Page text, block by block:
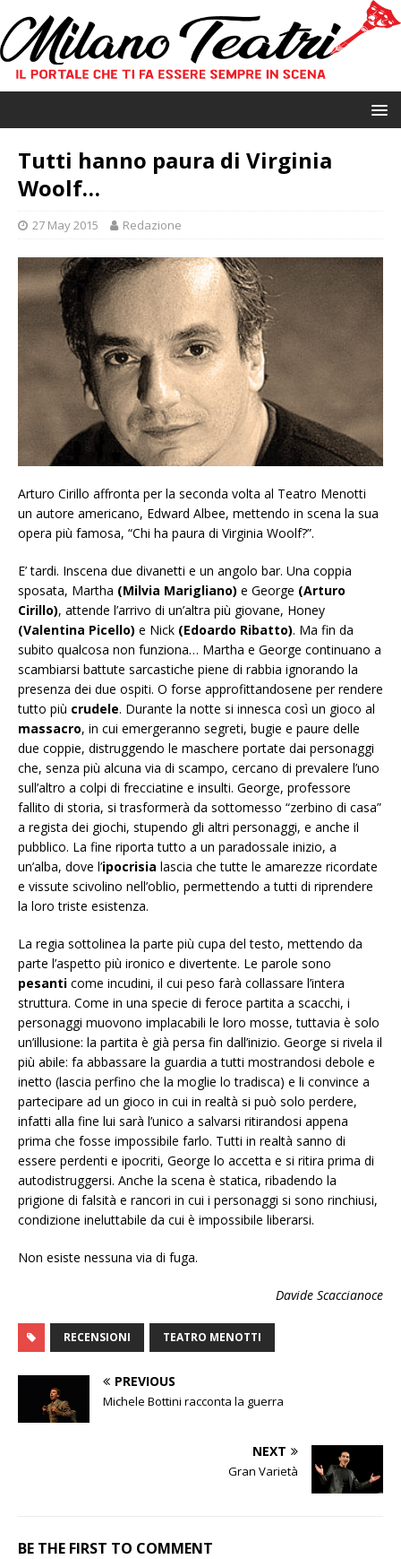
Tutti hanno paura di Virginia
Woolf…
27 May 2015 Redazione
Arturo Cirillo affronta per la seconda volta al Teatro Menotti
un autore americano, Edward Albee, mettendo in scena la sua
opera più famosa, “Chi ha paura di Virginia Woolf?”.
E’ tardi. Inscena due divanetti e un angolo bar. Una coppia
sposata, Martha (Milvia Marigliano) e George (Arturo
Cirillo), attende l’arrivo di un’altra più giovane, Honey
(Valentina Picello) e Nick (Edoardo Ribatto). Ma fin da
subito qualcosa non funziona… Martha e George continuano a
scambiarsi battute sarcastiche piene di rabbia ignorando la
presenza dei due ospiti. O forse approfittandosene per rendere
tutto più crudele. Durante la notte si innesca così un gioco al
massacro, in cui emergeranno segreti, bugie e paure delle
due coppie, distruggendo le maschere portate dai personaggi
che, senza più alcuna via di scampo, cercano di prevalere l’uno
sull’altro a colpi di frecciatine e insulti. George, professore
fallito di storia, si trasformerà da sottomesso “zerbino di casa”
a regista dei giochi, stupendo gli altri personaggi, e anche il
pubblico. La fine riporta tutto a un paradossale inizio, a
un’alba, dove l’ipocrisia lascia che tutte le amarezze ricordate
e vissute scivolino nell’oblio, permettendo a tutti di riprendere
la loro triste esistenza.
La regia sottolinea la parte più cupa del testo, mettendo da
parte l’aspetto più ironico e divertente. Le parole sono
pesanti come incudini, il cui peso farà collassare l’intera
struttura. Come in una specie di feroce partita a scacchi, i
personaggi muovono implacabili le loro mosse, tuttavia è solo
un’illusione: la partita è già persa fin dall’inizio. George si rivela il
più abile: fa abbassare la guardia a tutti mostrandosi debole e
inetto (lascia perfino che la moglie lo tradisca) e li convince a
partecipare ad un gioco in cui in realtà si può solo perdere,
infatti alla fine lui sarà l’unico a salvarsi ritirandosi appena
prima che fosse impossibile farlo. Tutti in realtà sanno di
essere perdenti e ipocriti, George lo accetta e si ritira prima di
autodistruggersi. Anche la scena è statica, ribadendo la
prigione di falsità e rancori in cui i personaggi si sono rinchiusi,
condizione ineluttabile da cui è impossibile liberarsi.
Non esiste nessuna via di fuga.
Davide Scaccianoce
RECENSIONI TEATRO MENOTTI
PREVIOUS
Michele Bottini racconta la guerra
NEXT
Gran Varietà
BE THE FIRST TO COMMENT